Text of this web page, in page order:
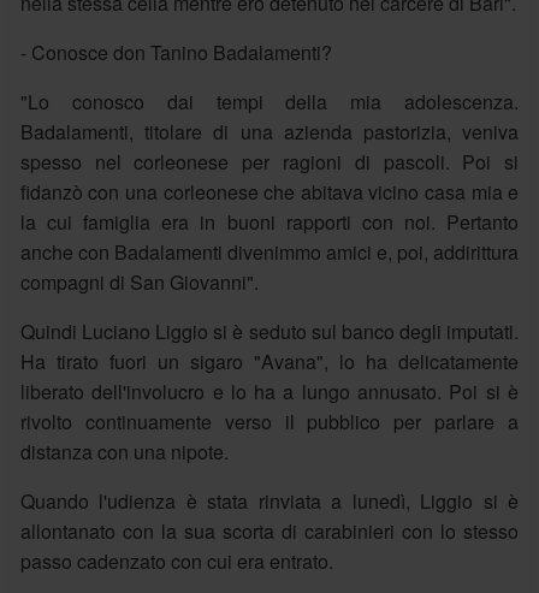
- Conosce don Tanino Badalamenti?
"Lo conosco dai tempi della mia adolescenza.
Badalamenti, titolare di una azienda pastorizia, veniva
spesso nel corleonese per ragioni di pascoli. Poi si
fidanzò con una corleonese che abitava vicino casa mia e
la cui famiglia era in buoni rapporti con noi. Pertanto
anche con Badalamenti divenimmo amici e, poi, addirittura
compagni di San Giovanni".
Quindi Luciano Liggio si è seduto sul banco degli imputati.
Ha tirato fuori un sigaro "Avana", lo ha delicatamente
liberato dell'involucro e lo ha a lungo annusato. Poi si è
rivolto continuamente verso il pubblico per parlare a
distanza con una nipote.
Quando l'udienza è stata rinviata a lunedì, Liggio si è
allontanato con la sua scorta di carabinieri con lo stesso
passo cadenzato con cui era entrato.